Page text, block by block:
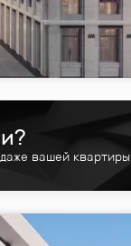
вашей квартиры